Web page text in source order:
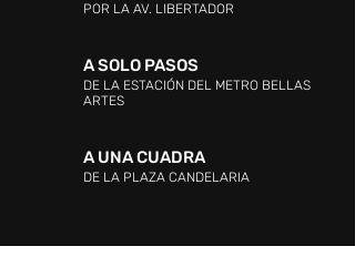
POR LA AV. LIBERTADOR
A SOLO PASOS
DE LA ESTACIÓN DEL METRO BELLAS
ARTES
A UNA CUADRA
DE LA PLAZA CANDELARIA